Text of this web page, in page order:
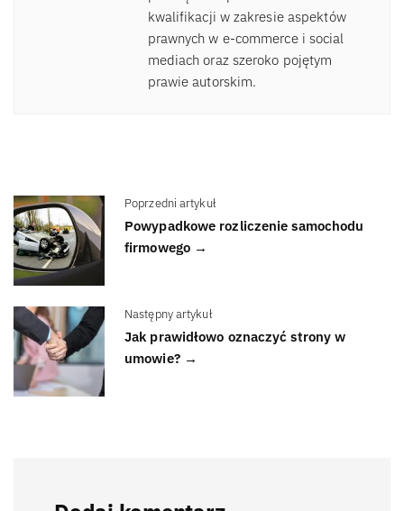
kwalifikacji w zakresie aspektów
prawnych w e-commerce i social
mediach oraz szeroko pojętym
prawie autorskim.
Poprzedni artykuł
Powypadkowe rozliczenie samochodu
firmowego →
Następny artykuł
Jak prawidłowo oznaczyć strony w
umowie? →